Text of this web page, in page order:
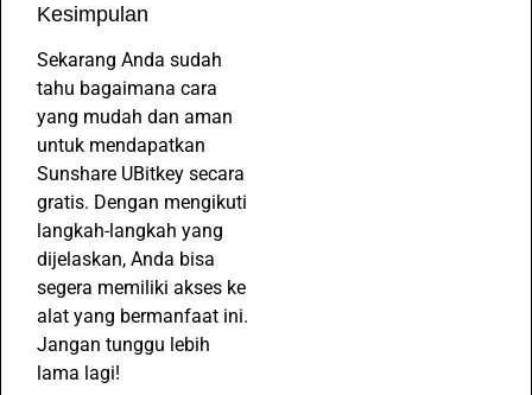
Kesimpulan
Sekarang Anda sudah
tahu bagaimana cara
yang mudah dan aman
untuk mendapatkan
Sunshare UBitkey secara
gratis. Dengan mengikuti
langkah-langkah yang
dijelaskan, Anda bisa
segera memiliki akses ke
alat yang bermanfaat ini.
Jangan tunggu lebih
lama lagi!